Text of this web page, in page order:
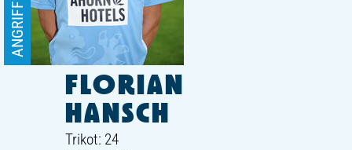
FLORIAN
HANSCH
ANGRIFF
Trikot: 24